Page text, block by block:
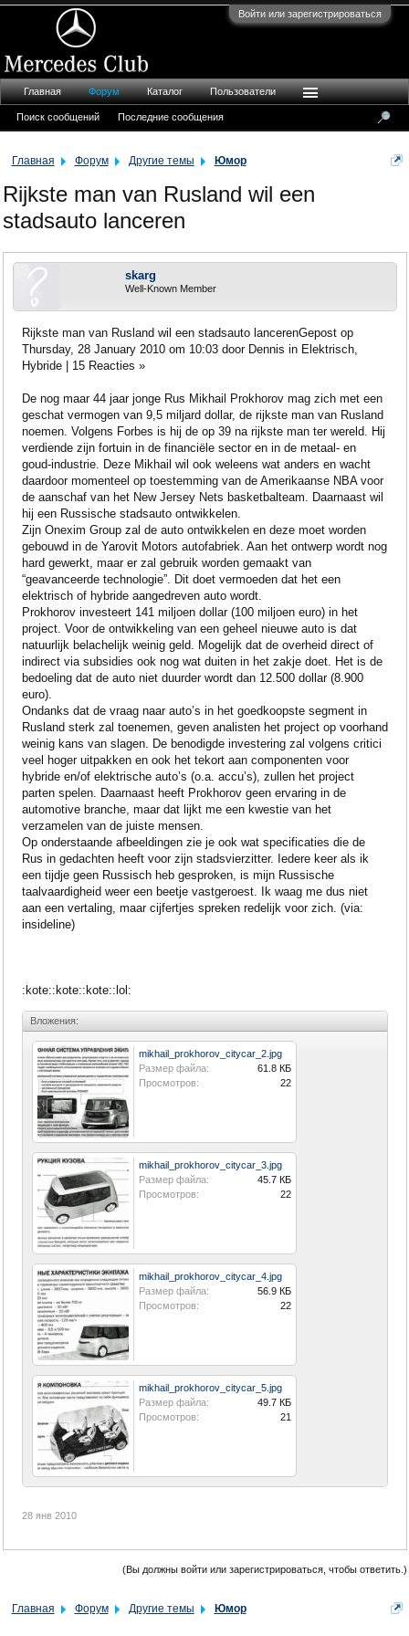
Войти или зарегистрироваться
Главная Форум Другие темы Юмор
Rijkste man van Rusland wil een
stadsauto lanceren
skarg
Well-Known Member
Rijkste man van Rusland wil een stadsauto lancerenGepost op
Thursday, 28 January 2010 om 10:03 door Dennis in Elektrisch,
Hybride | 15 Reacties »
De nog maar 44 jaar jonge Rus Mikhail Prokhorov mag zich met een
geschat vermogen van 9,5 miljard dollar, de rijkste man van Rusland
noemen. Volgens Forbes is hij de op 39 na rijkste man ter wereld. Hij
verdiende zijn fortuin in de financiële sector en in de metaal- en
goud-industrie. Deze Mikhail wil ook weleens wat anders en wacht
daardoor momenteel op toestemming van de Amerikaanse NBA voor
de aanschaf van het New Jersey Nets basketbalteam. Daarnaast wil
hij een Russische stadsauto ontwikkelen.
Zijn Onexim Group zal de auto ontwikkelen en deze moet worden
gebouwd in de Yarovit Motors autofabriek. Aan het ontwerp wordt nog
hard gewerkt, maar er zal gebruik worden gemaakt van
“geavanceerde technologie”. Dit doet vermoeden dat het een
elektrisch of hybride aangedreven auto wordt.
Prokhorov investeert 141 miljoen dollar (100 miljoen euro) in het
project. Voor de ontwikkeling van een geheel nieuwe auto is dat
natuurlijk belachelijk weinig geld. Mogelijk dat de overheid direct of
indirect via subsidies ook nog wat duiten in het zakje doet. Het is de
bedoeling dat de auto niet duurder wordt dan 12.500 dollar (8.900
euro).
Ondanks dat de vraag naar auto’s in het goedkoopste segment in
Rusland sterk zal toenemen, geven analisten het project op voorhand
weinig kans van slagen. De benodigde investering zal volgens critici
veel hoger uitpakken en ook het tekort aan componenten voor
hybride en/of elektrische auto’s (o.a. accu’s), zullen het project
parten spelen. Daarnaast heeft Prokhorov geen ervaring in de
automotive branche, maar dat lijkt me een kwestie van het
verzamelen van de juiste mensen.
Op onderstaande afbeeldingen zie je ook wat specificaties die de
Rus in gedachten heeft voor zijn stadsvierzitter. Iedere keer als ik
een tijdje geen Russisch heb gesproken, is mijn Russische
taalvaardigheid weer een beetje vastgeroest. Ik waag me dus niet
aan een vertaling, maar cijfertjes spreken redelijk voor zich. (via:
insideline)
:kote::kote::kote::lol:
Вложения:
mikhail_prokhorov_citycar_2.jpg
Размер файла:
61.8 КБ
Просмотров:
22
mikhail_prokhorov_citycar_3.jpg
Размер файла:
45.7 КБ
Просмотров:
22
mikhail_prokhorov_citycar_4.jpg
Размер файла:
56.9 КБ
Просмотров:
22
mikhail_prokhorov_citycar_5.jpg
Размер файла:
49.7 КБ
Просмотров:
21
28 янв 2010
(Вы должны войти или зарегистрироваться, чтобы ответить.)
Главная Форум Другие темы Юмор
Главная Форум
Поиск сообщений Последние сообщения
Каталог Пользователи